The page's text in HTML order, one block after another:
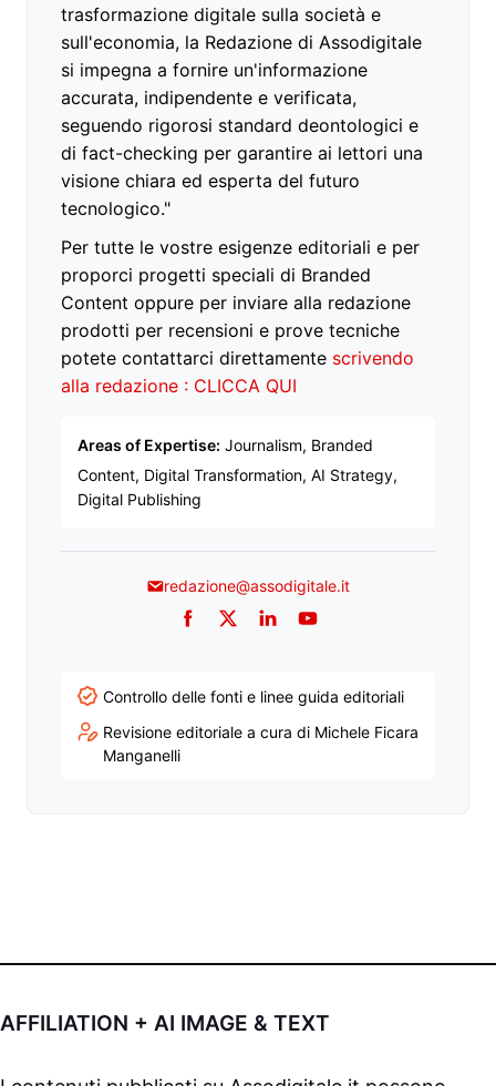
trasformazione digitale sulla società e
sull'economia, la Redazione di Assodigitale
si impegna a fornire un'informazione
accurata, indipendente e verificata,
seguendo rigorosi standard deontologici e
di fact-checking per garantire ai lettori una
visione chiara ed esperta del futuro
tecnologico."
Per tutte le vostre esigenze editoriali e per
proporci progetti speciali di Branded
Content oppure per inviare alla redazione
prodotti per recensioni e prove tecniche
potete contattarci direttamente scrivendo
alla redazione : CLICCA QUI
Areas of Expertise: Journalism, Branded
Content, Digital Transformation, AI Strategy,
Digital Publishing
redazione@assodigitale.it
Facebook
TwitterLinkedInYouTube
Controllo delle fonti e linee guida editoriali
Revisione editoriale a cura di Michele Ficara
Manganelli
AFFILIATION + AI IMAGE & TEXT